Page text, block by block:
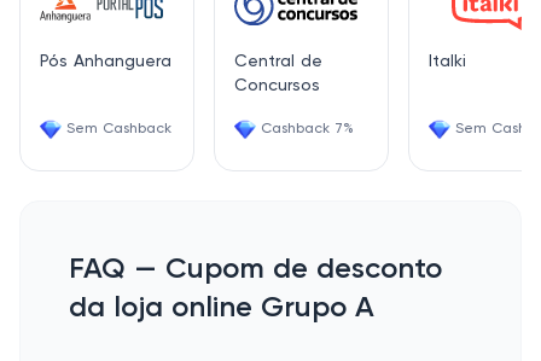
Pós Anhanguera
Sem Cashback
Central de
Concursos
Cashback 7%
Italki
Sem
FAQ — Cupom de desconto
da loja online Grupo A